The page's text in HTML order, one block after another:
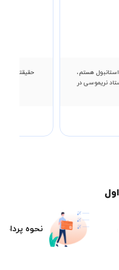
هستم،
که فیزیک 1 و 2 را با استاد نریموسی در
حقیقتا از
نحوه